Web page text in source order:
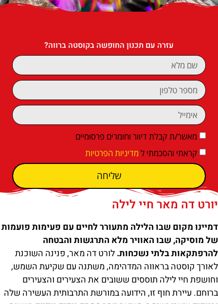
עזרה עם תכנון החופשה בקוסטה ברווה?
מאשר/ת קבלת דיוור וחומרים פרסומיים
קראתי והסכמתי ל מדיניות הפרטיות
שליחה
יורט דה מאר חיי לילה
דמיינו מקום שבו הלילה מתעורר לחיים עם פעימות פועמות
של מוסיקה, שבו האוויר מלא התרגשות והבטחה
להרפתקאות בלתי נשכחות.לורט דה מאר, פנינה השוכנת
לאורך קוסטה בראווה המדהימה, משתנה עם שקיעת השמש,
וחושפת חיי לילה תוססים ששובים את הצעירים והצעירים
ברוחם. עיירת חוף זו, הידועה במורשת התרבותית העשירה שלה